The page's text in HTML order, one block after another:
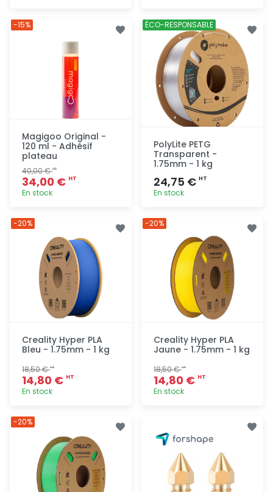
Ajout
rapide
Magigoo Original -
120 ml - Adhésif
plateau
40,00 €HT
34,00 € HT
En stock
-15%
PolyLite PETG
Transparent -
1.75mm - 1 kg
24,75 € HT
En stock
ÉCO-RESPONSABLE
Creality Hyper PLA
Bleu - 1.75mm - 1 kg
18,50 €HT
14,80 € HT
En stock
-20%
Creality Hyper PLA
Jaune - 1.75mm - 1 kg
18,50 €HT
14,80 € HT
En stock
-20%
-20%